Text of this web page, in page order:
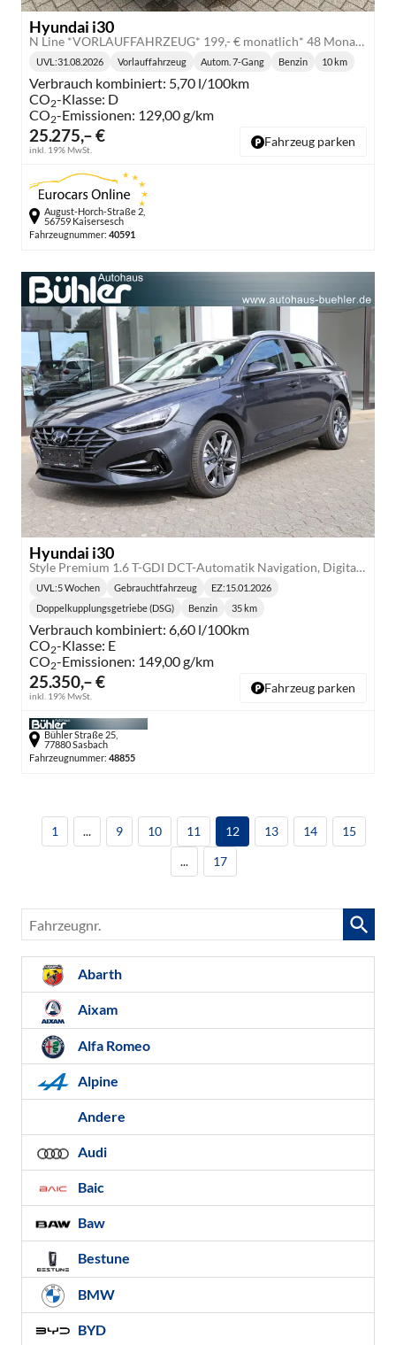
Hyundai i30
N Line *VORLAUFFAHRZEUG* 199,- € monatlich* 48 Monate* Ohne Kilometerbegrenzung*
25.275,– €
inkl. 19% MwSt.
UVL :31.08.2026 Vorlauffahrzeug
Getriebe:
Autom. 7-Gang Benzin 10 km
Verbrauch kombiniert: 5,70 l/100km
CO2-Klasse: D
CO2-Emissionen: 129,00 g/km
Fahrzeug parken
August-Horch-Straße 2,
56759 Kaisersesch
Fahrzeugnummer: 40591
Hyundai i30
Style Premium 1.6 T-GDI DCT-Automatik Navigation, Digitales Cockpit, Voll-LED-Scheinwerfer, Smart-Key-System
25.350,– €
inkl. 19% MwSt.
UVL :5 Wochen Gebrauchtfahrzeug EZ:15.01.2026
Getriebe:
Doppelkupplungsgetriebe (DSG) Benzin 35 km
Verbrauch kombiniert: 6,60 l/100km
CO2-Klasse: E
CO2-Emissionen: 149,00 g/km
Fahrzeug parken
Bühler Straße 25,
77880 Sasbach
Fahrzeugnummer: 48855
1 ... 9 10 11 12 13 14
15
...
17
Fahrzeugnr.
Abarth
Aixam
Alfa Romeo
Alpine
Andere
Audi
Baic
Baw
Bestune
BMW
BYD